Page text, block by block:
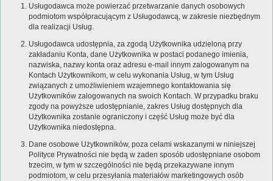
Usługodawca może powierzać przetwarzanie danych osobowych
podmiotom współpracującym z Usługodawcą, w zakresie niezbędnym
dla realizacji Usług.
Usługodawca udostępnia, za zgodą Użytkownika udzieloną przy
zakładaniu Konta, dane Użytkownika w postaci podanego imienia,
nazwiska, nazwy konta oraz adresu e-mail innym zalogowanym na
Kontach Użytkownikom, w celu wykonania Usług, w tym Usług
związanych z umożliwieniem wzajemnego kontaktowania się
Użytkowników zalogowanych na swoich Kontach. W przypadku braku
zgody na powyższe udostępnianie, zakres Usług dostępnych dla
Użytkownika zostanie ograniczony i część Usług może być dla
Użytkownika niedostępna.
Dane osobowe Użytkowników, poza celami wskazanymi w niniejszej
Polityce Prywatności nie będą w żaden sposób udostępniane osobom
trzecim, w tym w szczególności nie będą przekazywane innym
podmiotom, w celu przesyłania materiałów marketingowych osób